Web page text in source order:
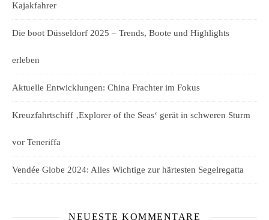
Kajakfahrer
Die boot Düsseldorf 2025 – Trends, Boote und Highlights
erleben
Aktuelle Entwicklungen: China Frachter im Fokus
Kreuzfahrtschiff ‚Explorer of the Seas‘ gerät in schweren Sturm
vor Teneriffa
Vendée Globe 2024: Alles Wichtige zur härtesten Segelregatta
NEUESTE KOMMENTARE